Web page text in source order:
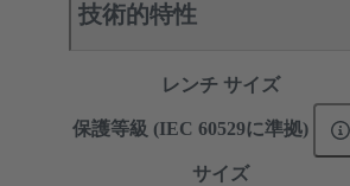
技術的特性
レンチ サイズ
保護等級 (IEC 60529に準拠)
サイズ